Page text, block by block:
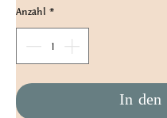
Anzahl *
In den